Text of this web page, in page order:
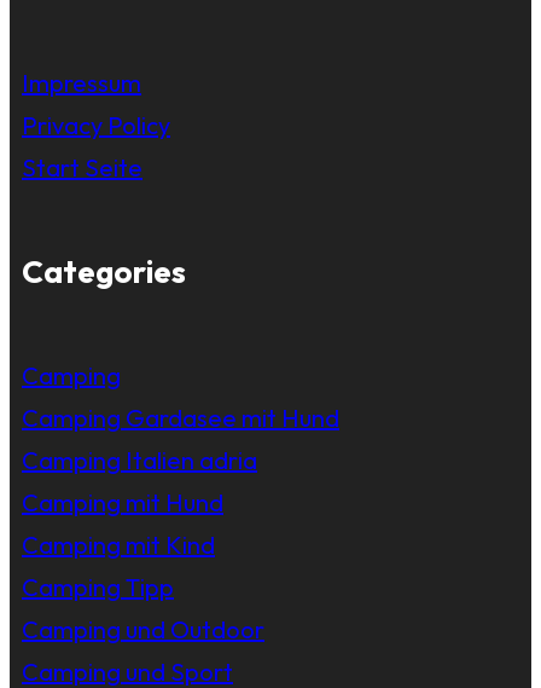
Impressum
Privacy Policy
Start Seite
Categories
Camping
Camping Gardasee mit Hund
Camping Italien adria
Camping mit Hund
Camping mit Kind
Camping Tipp
Camping und Outdoor
Camping und Sport